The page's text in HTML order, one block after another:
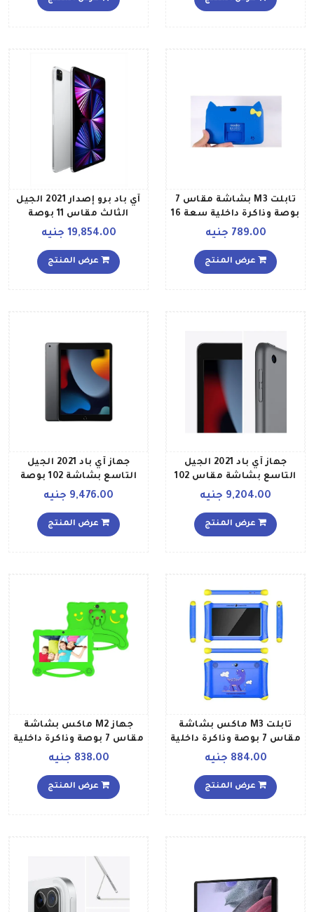
تابلت M3 بشاشة مقاس 7
بوصة وذاكرة داخلية سعة 16
فاي، لون ازرق
789.00 جنيه
عرض المنتج
آي باد برو إصدار 2021 الجيل
الثالث مقاس 11 بوصة
بشريحة معالج M1 وذاكرة
تقنية واي فاي مع تطبيق
فيس تايم، بلون فضي
19,854.00 جنيه
عرض المنتج
جهاز آي باد 2021 الجيل
التاسع بشاشة مقاس 102
ومزود بتطبيق فيس تايم
إصدار الشرق الأوسط، لون
9,204.00 جنيه
عرض المنتج
جهاز آي باد 2021 الجيل
التاسع بشاشة 102 بوصة
وذاكرة داخلية 64 جيجابايت
وتقنية 4G LTE مع تطبيق
فيس تايم بلون رمادي فلكي
9,476.00 جنيه
عرض المنتج
تابلت M3 ماكس بشاشة
مقاس 7 بوصة وذاكرة داخلية
سعة 16 جيجابايت وذاكرة رام
تقنية الواي فاي، لون
884.00 جنيه
عرض المنتج
جهاز M2 ماكس بشاشة
مقاس 7 بوصة وذاكرة داخلية
سعة 8 جيجابايت ويدعم
838.00 جنيه
عرض المنتج